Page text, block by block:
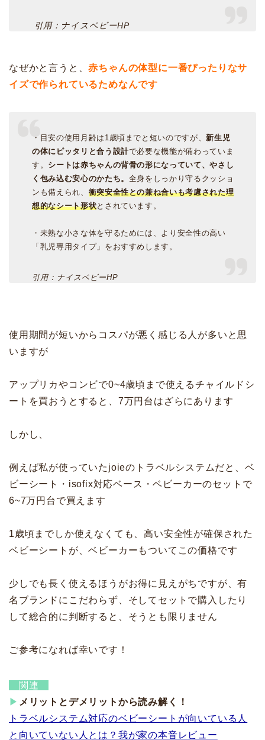
引用：ナイスベビーHP
なぜかと言うと、赤ちゃんの体型に一番ぴったりなサ
イズで作られているためなんです
・目安の使用月齢は1歳頃までと短いのですが、新生児
の体にピッタリと合う設計で必要な機能が備わっていま
す。 シートは赤ちゃんの背骨の形になっていて、やさし
く包み込む安心のかたち。 全身をしっかり守るクッショ
ンも備えられ、 衝突安全性との兼ね合いも考慮された理
想的なシート形状とされています。
・未熟な小さな体を守るためには、より安全性の高い
「乳児専用タイプ」をおすすめします。
引用：ナイスベビーHP
使用期間が短いからコスパが悪く感じる人が多いと思
いますが
アップリカやコンビで0~4歳頃まで使えるチャイルドシ
ートを買おうとすると、7万円台はざらにあります
しかし、
例えば私が使っていたjoieのトラベルシステムだと、ベ
ビーシート・isofix対応ベース・ベビーカーのセットで
6~7万円台で買えます
1歳頃までしか使えなくても、高い安全性が確保された
ベビーシートが、ベビーカーもついてこの価格です
少しでも長く使えるほうがお得に見えがちですが、有
名ブランドにこだわらず、そしてセットで購入したり
して総合的に判断すると、そうとも限りません
ご参考になれば幸いです！
関連
▶ メリットとデメリットから読み解く！
トラベルシステム対応のベビーシートが向いている人
と向いていない人とは？我が家の本音レビュー